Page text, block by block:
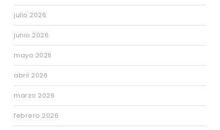
julio 2026
junio 2026
mayo 2026
abril 2026
marzo 2026
febrero 2026